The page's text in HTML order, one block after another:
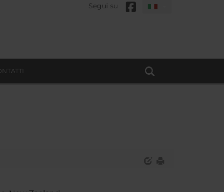
Segui su